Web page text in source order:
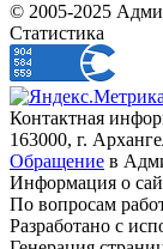
© 2005-2025
Статистика
Контактная
163000, г.
Обращение в
Информация о
По вопросам
Разработано с